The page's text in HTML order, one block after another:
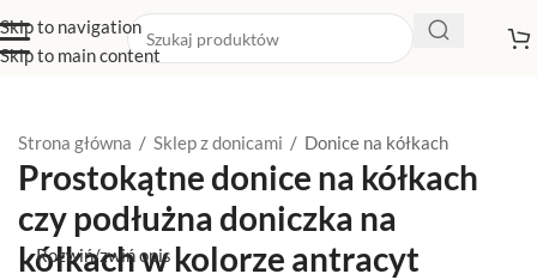
Skip to navigation
Skip to main content
Strona główna / Sklep z donicami / Donice na kółkach
Prostokątne donice na kółkach
czy podłużna doniczka na
kółkach w kolorze antracyt
Rozwiń/zwiń opis